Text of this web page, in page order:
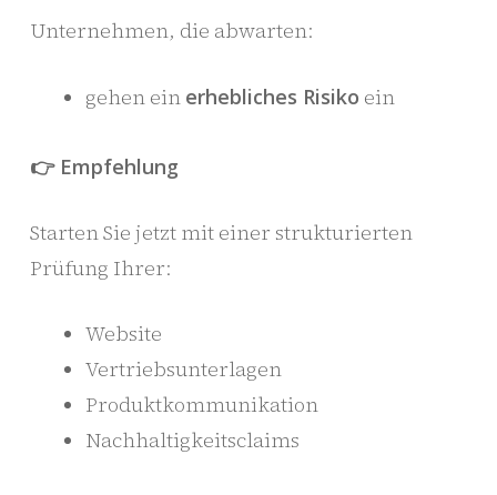
Unternehmen, die abwarten:
gehen ein erhebliches Risiko ein
👉 Empfehlung
Starten Sie jetzt mit einer strukturierten
Prüfung Ihrer:
Website
Vertriebsunterlagen
Produktkommunikation
Nachhaltigkeitsclaims